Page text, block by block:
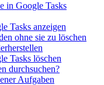
in Google Tasks
Tasks anzeigen
ohne sie zu löschen
Tasks löschen
durchsuchen?
Aufgaben